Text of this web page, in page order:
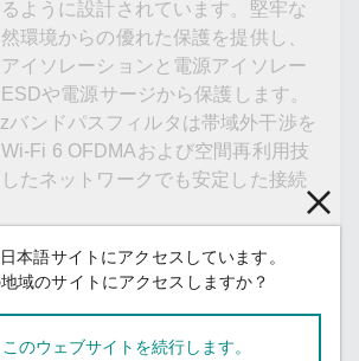
ように設計されています。堅牢な
環境からの優れた保護を提供し、
イソレーションと電源アイソレー
や電源サージから保護します。
バンドパスフィルタは帯域外干渉を
Fi 6 OFDMAおよび空間再利用技
たネットワークでも安定した接続
技術を搭載することにより、ケーブ
ない、またはコストがかかる場所
導入を簡素化します。自動形成お
るワイヤレスパスは、変動がある
本語サイトにアクセスしています。
域のサイトにアクセスしますか？
のウェブサイトを続行します。